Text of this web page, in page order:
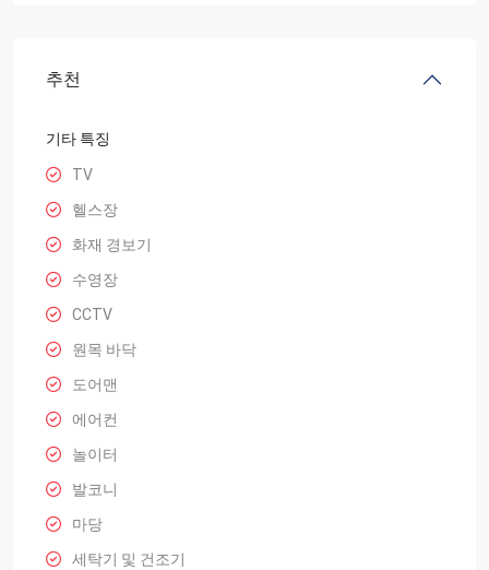
추천
기타 특징
TV
헬스장
화재 경보기
수영장
CCTV
원목 바닥
도어맨
에어컨
놀이터
발코니
마당
세탁기 및 건조기